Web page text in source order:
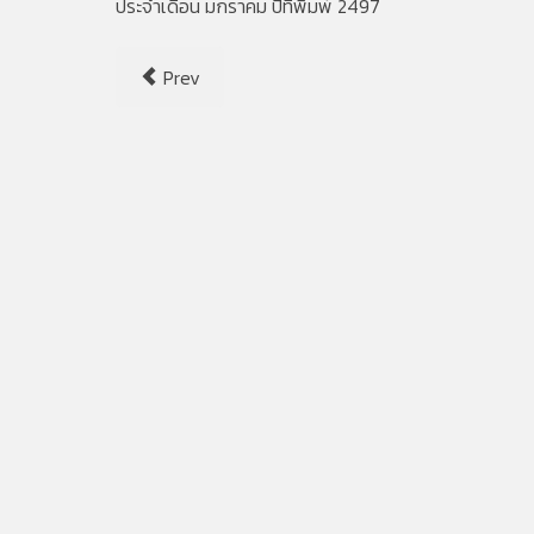
ประจำเดือน มกราคม ปีที่พิมพ์ 2497
Prev